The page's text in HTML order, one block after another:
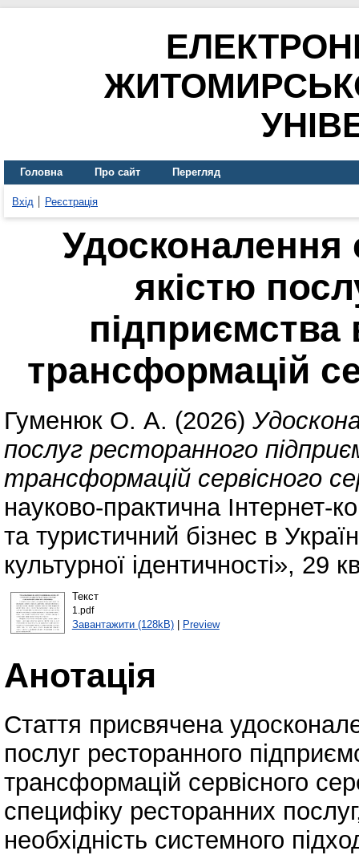
Головна Про сайт Перегляд
Вхід Реєстрація
Удосконалення
якістю
трансформацій
Гуменюк О. А. (2026)
послуг ресторанного
трансформацій сервісного
науково-практична Інтернет-
та туристичний бізнес в
культурної ідентичності»,
Текст
1.pdf
Завантажити (128kB)| Preview
Анотація
Стаття присвячена
послуг ресторанного
трансформацій сервісного
специфіку ресторанних
необхідність системного